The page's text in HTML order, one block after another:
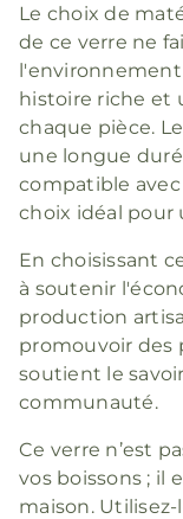
Le choix de
de ce verre ne
histoire riche et
chaque pièce.
une longue
compatible avec
choix idéal pour
En choisissant
à soutenir
production
promouvoir des
soutient le
communauté.
Ce verre n’est
vos boissons ; il
maison.